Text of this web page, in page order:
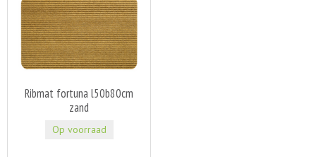
Ribmat fortuna l50b80cm
zand
Op voorraad